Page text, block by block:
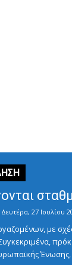
Δευτέρα, 27 Ιουλίου
με